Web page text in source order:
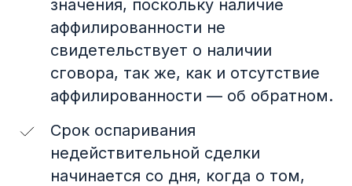
значения, поскольку наличие
аффилированности не
свидетельствует о наличии
сговора, так же, как и отсутствие
аффилированности — об обратном.
Срок оспаривания
недействительной сделки
начинается со дня, когда о том,